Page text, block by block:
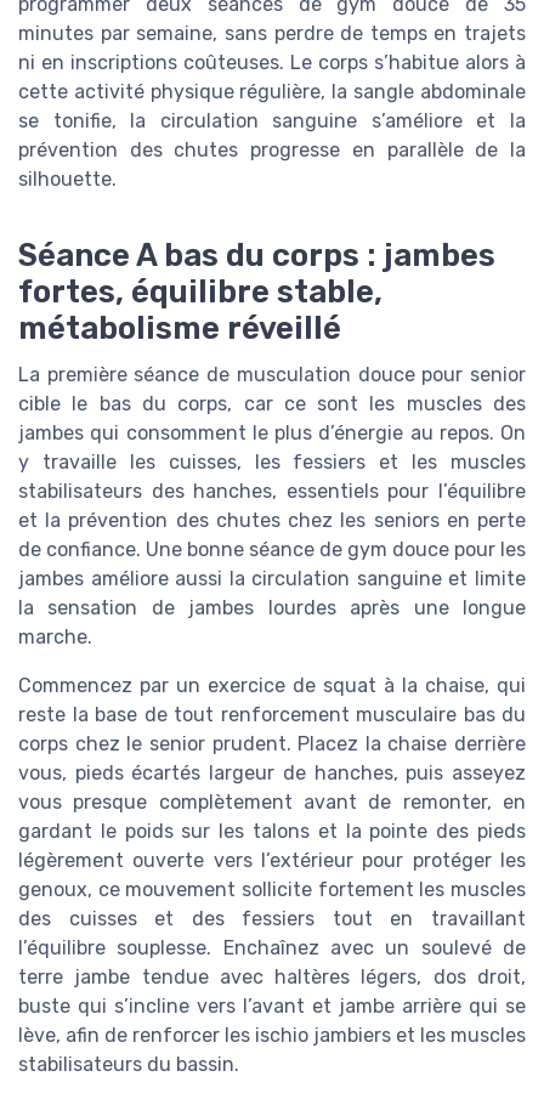
minutes par semaine, sans perdre de temps en trajets
ni en inscriptions coûteuses. Le corps s’habitue alors à
cette activité physique régulière, la sangle abdominale
se tonifie, la circulation sanguine s’améliore et la
prévention des chutes progresse en parallèle de la
silhouette.
Séance A bas du corps : jambes
fortes, équilibre stable,
métabolisme réveillé
La première séance de musculation douce pour senior
cible le bas du corps, car ce sont les muscles des
jambes qui consomment le plus d’énergie au repos. On
y travaille les cuisses, les fessiers et les muscles
stabilisateurs des hanches, essentiels pour l’équilibre
et la prévention des chutes chez les seniors en perte
de confiance. Une bonne séance de gym douce pour les
jambes améliore aussi la circulation sanguine et limite
la sensation de jambes lourdes après une longue
marche.
Commencez par un exercice de squat à la chaise, qui
reste la base de tout renforcement musculaire bas du
corps chez le senior prudent. Placez la chaise derrière
vous, pieds écartés largeur de hanches, puis asseyez
vous presque complètement avant de remonter, en
gardant le poids sur les talons et la pointe des pieds
légèrement ouverte vers l’extérieur pour protéger les
genoux, ce mouvement sollicite fortement les muscles
des cuisses et des fessiers tout en travaillant
l’équilibre souplesse. Enchaînez avec un soulevé de
terre jambe tendue avec haltères légers, dos droit,
buste qui s’incline vers l’avant et jambe arrière qui se
lève, afin de renforcer les ischio jambiers et les muscles
stabilisateurs du bassin.